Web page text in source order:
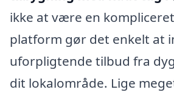
ikke at være en
platform gør det enkelt at
uforpligtende tilbud fra
dit lokalområde. Lige